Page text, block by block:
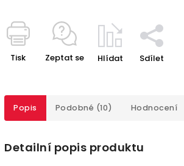
Tisk Zeptat se Hlídat Sdílet
Popis Podobné (10) Hodnocení
Detailní popis produktu